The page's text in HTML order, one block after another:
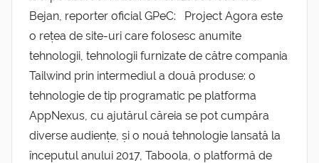
Bejan, reporter oficial GPeC: Project Agora este
o rețea de site-uri care folosesc anumite
tehnologii, tehnologii furnizate de către compania
Tailwind prin intermediul a două produse: o
tehnologie de tip programatic pe platforma
AppNexus, cu ajutărul căreia se pot cumpăra
diverse audiențe, și o nouă tehnologie lansată la
începutul anului 2017, Taboola, o platformă de